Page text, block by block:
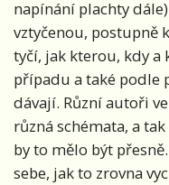
napínání plachty
vztyčenou, postupně
tyčí, jak kterou, kdy
případu a také podle
dávají. Různí autoři
různá schémata, a
by to mělo být
sebe, jak to zrovna